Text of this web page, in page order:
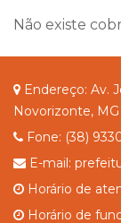
Não existe
Endereço: Av.
Novorizonte,
Fone: (38)
E-mail:
Horário de
Horário de